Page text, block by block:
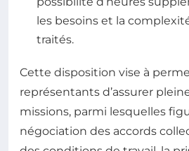
les besoins et la
traités.
Cette disposition vise à
représentants d’assurer
missions, parmi lesquelles
négociation des accords